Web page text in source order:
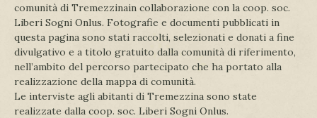
comunità di Tremezzinain collaborazione con la coop. soc.
Liberi Sogni Onlus. Fotografie e documenti pubblicati in
questa pagina sono stati raccolti, selezionati e donati a fine
divulgativo e a titolo gratuito dalla comunità di riferimento,
nell’ambito del percorso partecipato che ha portato alla
realizzazione della mappa di comunità.
Le interviste agli abitanti di Tremezzina sono state
realizzate dalla coop. soc. Liberi Sogni Onlus.